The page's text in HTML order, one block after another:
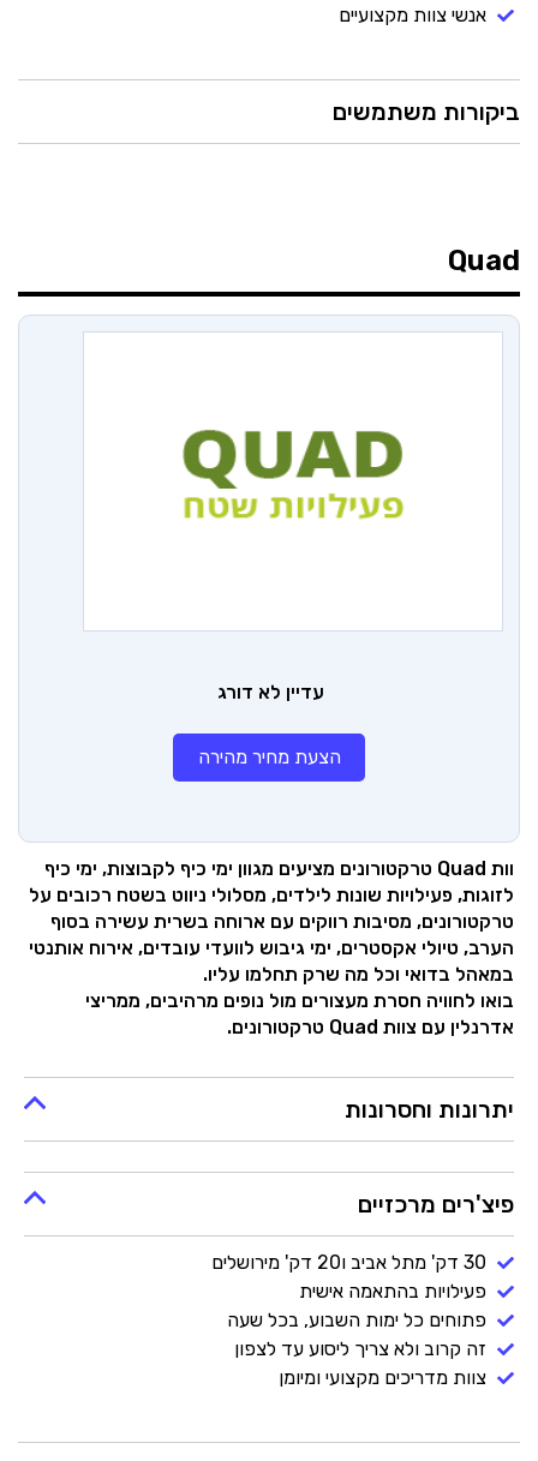
אנשי צוות מקצועיים
ביקורות משתמשים
Quad
עדיין לא דורג
הצעת מחיר מהירה
וות Quad טרקטורונים מציעים מגוון ימי כיף לקבוצות, ימי כיף
לזוגות, פעילויות שונות לילדים, מסלולי ניווט בשטח רכובים על
טרקטורונים, מסיבות רווקים עם ארוחה בשרית עשירה בסוף
הערב, טיולי אקסטרים, ימי גיבוש לוועדי עובדים, אירוח אותנטי
במאהל בדואי וכל מה שרק תחלמו עליו.
בואו לחוויה חסרת מעצורים מול נופים מרהיבים, ממריצי
אדרנלין עם צוות Quad טרקטורונים.
יתרונות וחסרונות
פיצ'רים מרכזיים
30 דק' מתל אביב ו20 דק' מירושלים
פעילויות בהתאמה אישית
פתוחים כל ימות השבוע, בכל שעה
זה קרוב ולא צריך ליסוע עד לצפון
צוות מדריכים מקצועי ומיומן